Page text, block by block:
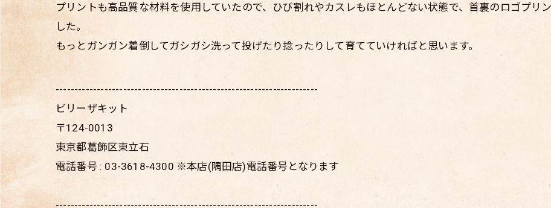
プリントも高品質な材料を使用していたので、ひび割れやカスレもほとんどない状態で、首裏のロゴプリ
した。
もっとガンガン着倒してガシガシ洗って投げたり捻ったりして育てていければと思います。
----------------------------------------------------------------------
ビリーザキット
〒124-0013
東京都葛飾区東立石
電話番号 : 03-3618-4300 ※本店(隅田店)電話番号となります
----------------------------------------------------------------------